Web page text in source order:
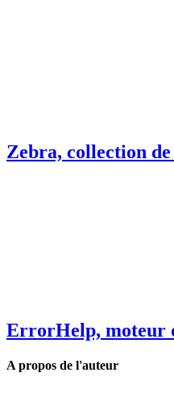
Zebra, collection
ErrorHelp, moteur
A propos de l'auteur